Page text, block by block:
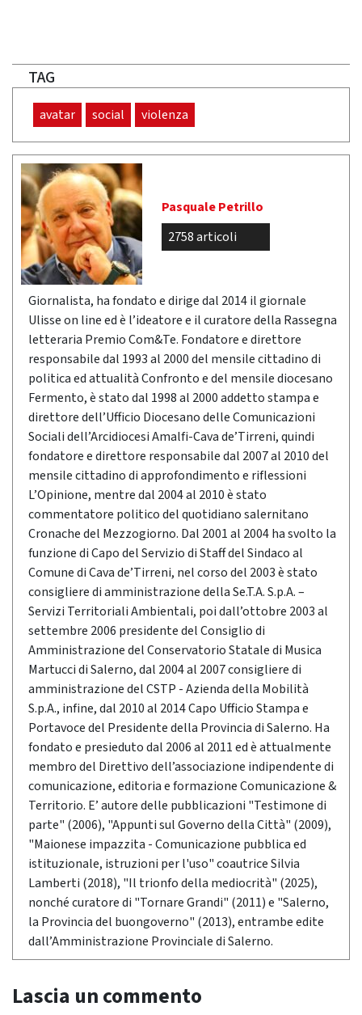
TAG
avatar social violenza
Pasquale Petrillo
2758 articoli
Giornalista, ha fondato e dirige dal 2014 il giornale
Ulisse on line ed è l’ideatore e il curatore della Rassegna
letteraria Premio Com&Te. Fondatore e direttore
responsabile dal 1993 al 2000 del mensile cittadino di
politica ed attualità Confronto e del mensile diocesano
Fermento, è stato dal 1998 al 2000 addetto stampa e
direttore dell’Ufficio Diocesano delle Comunicazioni
Sociali dell’Arcidiocesi Amalfi-Cava de’Tirreni, quindi
fondatore e direttore responsabile dal 2007 al 2010 del
mensile cittadino di approfondimento e riflessioni
L’Opinione, mentre dal 2004 al 2010 è stato
commentatore politico del quotidiano salernitano
Cronache del Mezzogiorno. Dal 2001 al 2004 ha svolto la
funzione di Capo del Servizio di Staff del Sindaco al
Comune di Cava de’Tirreni, nel corso del 2003 è stato
consigliere di amministrazione della Se.T.A. S.p.A. –
Servizi Territoriali Ambientali, poi dall’ottobre 2003 al
settembre 2006 presidente del Consiglio di
Amministrazione del Conservatorio Statale di Musica
Martucci di Salerno, dal 2004 al 2007 consigliere di
amministrazione del CSTP - Azienda della Mobilità
S.p.A., infine, dal 2010 al 2014 Capo Ufficio Stampa e
Portavoce del Presidente della Provincia di Salerno. Ha
fondato e presieduto dal 2006 al 2011 ed è attualmente
membro del Direttivo dell’associazione indipendente di
comunicazione, editoria e formazione Comunicazione &
Territorio. E’ autore delle pubblicazioni "Testimone di
parte" (2006), "Appunti sul Governo della Città" (2009),
"Maionese impazzita - Comunicazione pubblica ed
istituzionale, istruzioni per l'uso" coautrice Silvia
Lamberti (2018), "Il trionfo della mediocrità" (2025),
nonché curatore di "Tornare Grandi" (2011) e "Salerno,
la Provincia del buongoverno" (2013), entrambe edite
dall’Amministrazione Provinciale di Salerno.
Lascia un commento